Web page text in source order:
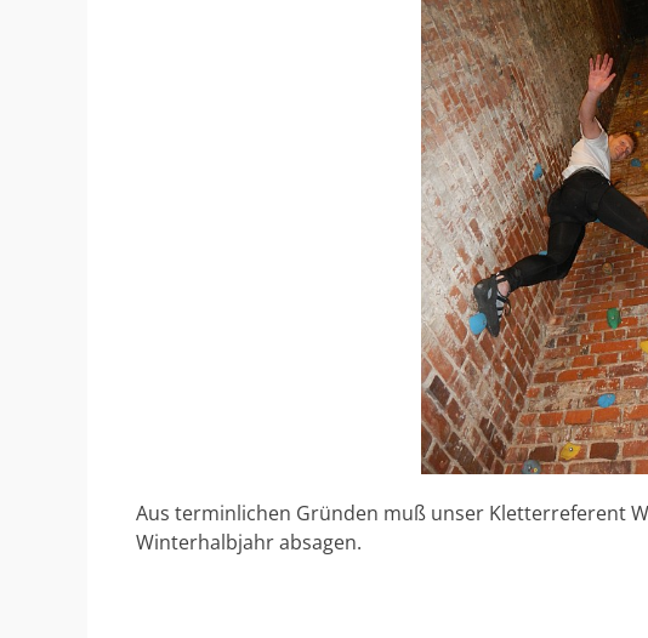
Aus terminlichen Gründen muß unser Kletterreferent
Winterhalbjahr absagen.